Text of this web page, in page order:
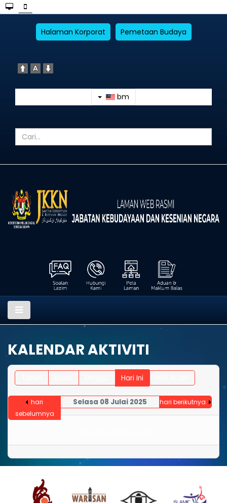
Halaman Korporat Pemetaan Budaya
bm
KALENDAR AKTIVITI
Hari Ini
hari
sebelumnya
Selasa 08 Julai 2025 hari berikutnya